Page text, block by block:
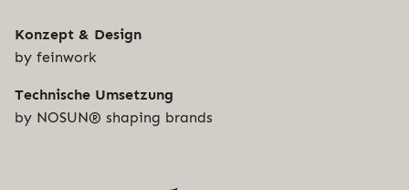
Konzept & Design
by feinwork
Tech­ni­sche Umsetzung
by NOSUN® shaping brands